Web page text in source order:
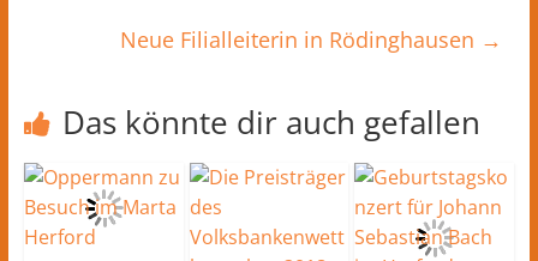
Neue Filialleiterin in Rödinghausen →
Das könnte dir auch gefallen